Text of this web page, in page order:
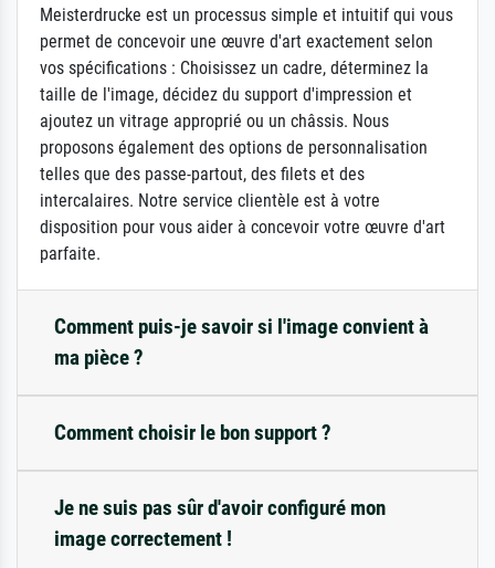
Meisterdrucke est un processus simple et intuitif qui vous
permet de concevoir une œuvre d'art exactement selon
vos spécifications : Choisissez un cadre, déterminez la
taille de l'image, décidez du support d'impression et
ajoutez un vitrage approprié ou un châssis. Nous
proposons également des options de personnalisation
telles que des passe-partout, des filets et des
intercalaires. Notre service clientèle est à votre
disposition pour vous aider à concevoir votre œuvre d'art
parfaite.
Comment puis-je savoir si l'image convient à
ma pièce ?
Comment choisir le bon support ?
Je ne suis pas sûr d'avoir configuré mon
image correctement !